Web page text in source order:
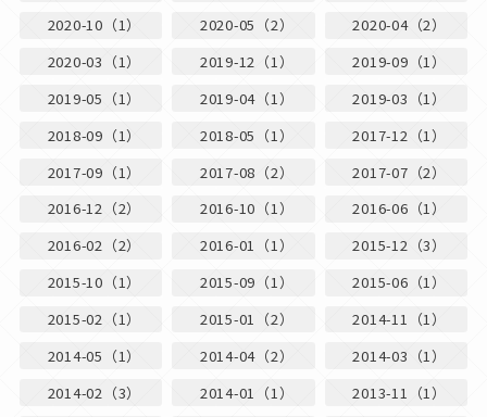
2020-10（1）
2020-05（2）
2020-04（2）
2020-03（1）
2019-12（1）
2019-09（1）
2019-05（1）
2019-04（1）
2019-03（1）
2018-09（1）
2018-05（1）
2017-12（1）
2017-09（1）
2017-08（2）
2017-07（2）
2016-12（2）
2016-10（1）
2016-06（1）
2016-02（2）
2016-01（1）
2015-12（3）
2015-10（1）
2015-09（1）
2015-06（1）
2015-02（1）
2015-01（2）
2014-11（1）
2014-05（1）
2014-04（2）
2014-03（1）
2014-02（3）
2014-01（1）
2013-11（1）